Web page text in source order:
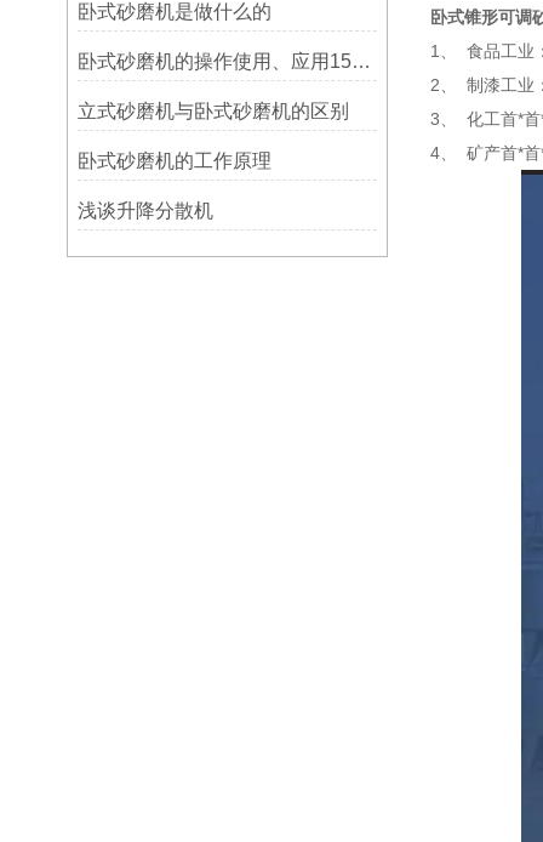
卧式砂磨机是做什么的
卧式砂磨机的操作使用、应用15853548638
立式砂磨机与卧式砂磨机的区别
卧式砂磨机的工作原理
浅谈升降分散机
卧式锥形可调
1、 食品工业
2、 制漆工业
3、 化工首*首
4、 矿产首*首